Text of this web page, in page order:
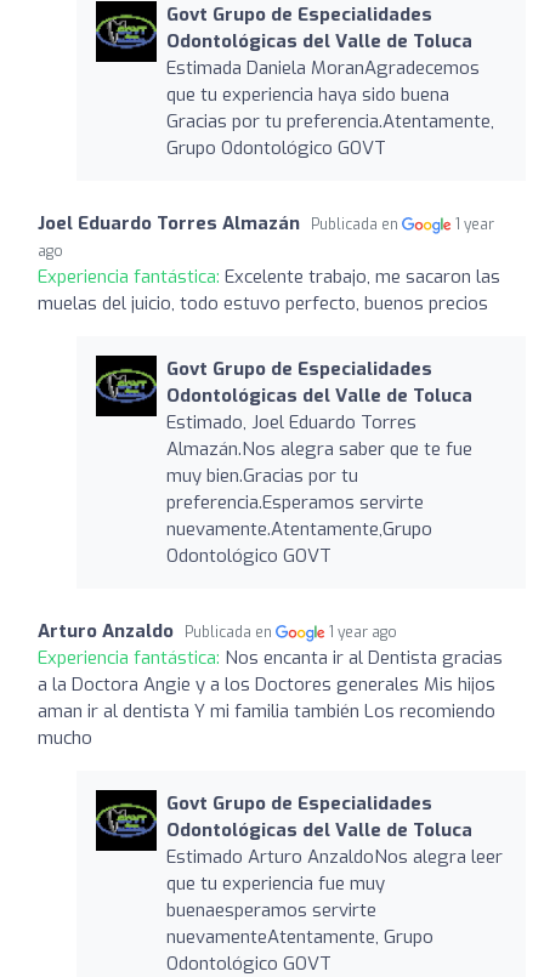
Govt Grupo de Especialidades
Odontológicas del Valle de Toluca
Estimada Daniela MoranAgradecemos
que tu experiencia haya sido buena
Gracias por tu preferencia.Atentamente,
Grupo Odontológico GOVT
Joel Eduardo Torres Almazán Publicada en
1 year
ago
Experiencia fantástica: Excelente trabajo, me sacaron las
muelas del juicio, todo estuvo perfecto, buenos precios
Govt Grupo de Especialidades
Odontológicas del Valle de Toluca
Estimado, Joel Eduardo Torres
Almazán.Nos alegra saber que te fue
muy bien.Gracias por tu
preferencia.Esperamos servirte
nuevamente.Atentamente,Grupo
Odontológico GOVT
Arturo Anzaldo Publicada en 1 year ago
Experiencia fantástica: Nos encanta ir al Dentista gracias
a la Doctora Angie y a los Doctores generales Mis hijos
aman ir al dentista Y mi familia también Los recomiendo
mucho
Govt Grupo de Especialidades
Odontológicas del Valle de Toluca
Estimado Arturo AnzaldoNos alegra leer
que tu experiencia fue muy
buenaesperamos servirte
nuevamenteAtentamente, Grupo
Odontológico GOVT